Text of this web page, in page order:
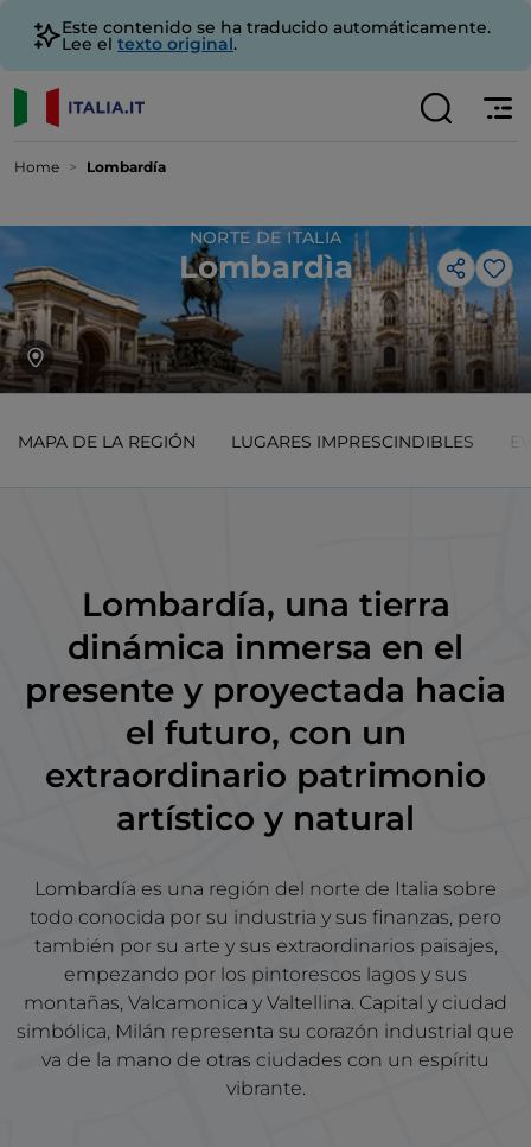
Este contenido se ha traducido automáticamente.
Lee el texto original.
Home Lombardía
Me
NORTE DE ITALIA
Lombardìa
MAPA DE LA REGIÓN LUGARES IMPRESCINDIBLES
Lombardía, una tierra
dinámica inmersa en el
presente y proyectada hacia
el futuro, con un
extraordinario patrimonio
artístico y natural
Lombardía es una región del norte de Italia sobre
todo conocida por su industria y sus finanzas, pero
también por su arte y sus extraordinarios paisajes,
empezando por los pintorescos lagos y sus
montañas, Valcamonica y Valtellina. Capital y ciudad
simbólica, Milán representa su corazón industrial que
va de la mano de otras ciudades con un espíritu
vibrante.